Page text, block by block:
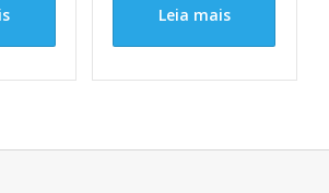
Leia mais